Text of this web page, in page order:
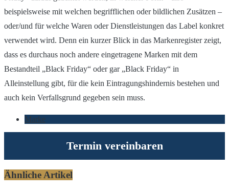
beispielsweise mit welchen begrifflichen oder bildlichen Zusätzen –
oder/und für welche Waren oder Dienstleistungen das Label konkret
verwendet wird. Denn ein kurzer Blick in das Markenregister zeigt,
dass es durchaus noch andere eingetragene Marken mit dem
Bestandteil „Black Friday“ oder gar „Black Friday“ in
Alleinstellung gibt, für die kein Eintragungshindernis bestehen und
auch kein Verfallsgrund gegeben sein muss.
Marke
Termin vereinbaren
Ähnliche Artikel